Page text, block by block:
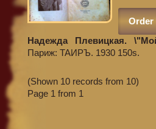
Order
Надежда Плевицкая.
Париж: ТАИРЪ. 1930 150s.
(Shown 10 records from 10)
Page 1 from 1